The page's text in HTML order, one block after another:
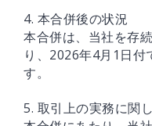
4. 本合併後の状況
本合併は、当社を存
り、2026年4月1日付
す。
5. 取引上の実務に関